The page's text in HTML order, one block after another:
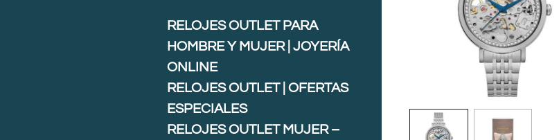
RELOJES OUTLET PARA
HOMBRE Y MUJER | JOYERÍA
ONLINE
RELOJES OUTLET | OFERTAS
ESPECIALES
RELOJES OUTLET MUJER –